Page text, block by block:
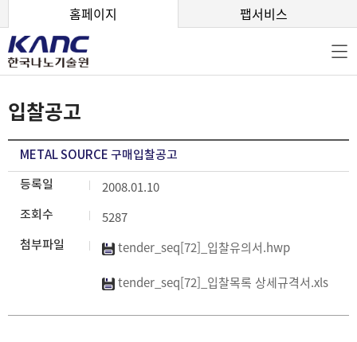
홈페이지 팹서비스
입찰공고
METAL SOURCE 구매입찰공고
등록일 2008.01.10
조회수 5287
첨부파일
tender_seq[72]_입찰유의서.hwp
tender_seq[72]_입찰목록 상세규격서.xls